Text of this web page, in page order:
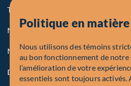
Termes et conditions
Notre politique sur les témoins
Note légale aux personnes des
Dénonciation
Politique en
Nous utilisons des témoins
au bon fonctionnement de notre
l’amélioration de votre
essentiels sont toujours activés.